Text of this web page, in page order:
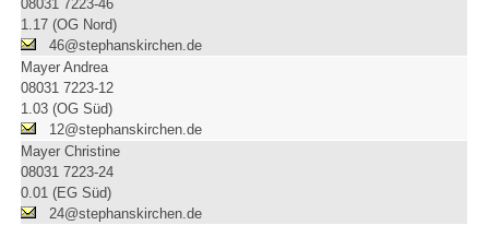
08031 7223-46
1.17 (OG Nord)
46@stephanskirchen.de
Mayer Andrea
08031 7223-12
1.03 (OG Süd)
12@stephanskirchen.de
Mayer Christine
08031 7223-24
0.01 (EG Süd)
24@stephanskirchen.de